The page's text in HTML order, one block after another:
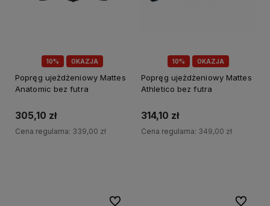
10% OKAZJA
Popręg ujeżdżeniowy Mattes
Anatomic bez futra
305,10 zł
Cena regularna: 339,00 zł
10% OKAZJA
Popręg ujeżdżeniowy Mattes
Athletico bez futra
314,10 zł
Cena regularna: 349,00 zł
Do ulubionych Do